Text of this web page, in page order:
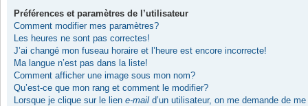
Préférences et paramètres de l’utilisateur
Comment modifier mes paramètres?
Les heures ne sont pas correctes!
J’ai changé mon fuseau horaire et l’heure est encore incorrecte!
Ma langue n’est pas dans la liste!
Comment afficher une image sous mon nom?
Qu’est-ce que mon rang et comment le modifier?
Lorsque je clique sur le lien e-mail d’un utilisateur, on me demande de me